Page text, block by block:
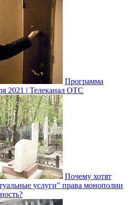
Программа
2021 | Телеканал ОТС
Почему хотят
услуги" права монополии